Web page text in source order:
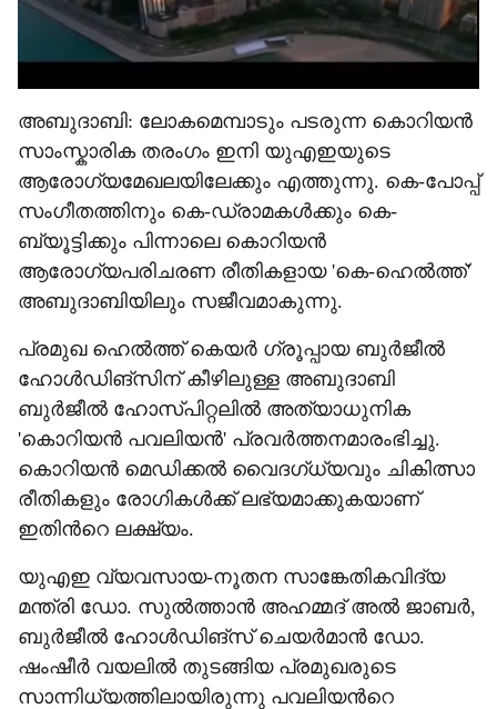
അബുദാബി: ലോകമെമ്പാടും പടരുന്ന കൊറിയൻ
സാംസ്കാരിക തരംഗം ഇനി യുഎഇയുടെ
ആരോഗ്യമേഖലയിലേക്കും എത്തുന്നു. കെ-പോപ്പ്
സംഗീതത്തിനും കെ-ഡ്രാമകൾക്കും കെ-
ബ്യൂട്ടിക്കും പിന്നാലെ കൊറിയൻ
ആരോഗ്യപരിചരണ രീതികളായ 'കെ-ഹെൽത്ത്'
അബുദാബിയിലും സജീവമാകുന്നു.
പ്രമുഖ ഹെൽത്ത് കെയർ ഗ്രൂപ്പായ ബുർജീൽ
ഹോൾഡിങ്‌സിന് കീഴിലുള്ള അബുദാബി
ബുർജീൽ ഹോസ്പിറ്റലിൽ അത്യാധുനിക
'കൊറിയൻ പവലിയൻ' പ്രവർത്തനമാരംഭിച്ചു.
കൊറിയൻ മെഡിക്കൽ വൈദഗ്ധ്യവും ചികിത്സാ
രീതികളും രോഗികൾക്ക് ലഭ്യമാക്കുകയാണ്
ഇതിന്‍റെ ലക്ഷ്യം.
യുഎഇ വ്യവസായ-നൂതന സാങ്കേതികവിദ്യ
മന്ത്രി ഡോ. സുൽത്താൻ അഹമ്മദ് അൽ ജാബർ,
ബുർജീൽ ഹോൾഡിങ്സ് ചെയർമാൻ ഡോ.
ഷംഷീർ വയലിൽ തുടങ്ങിയ പ്രമുഖരുടെ
സാന്നിധ്യത്തിലായിരുന്നു പവലിയന്‍റെ